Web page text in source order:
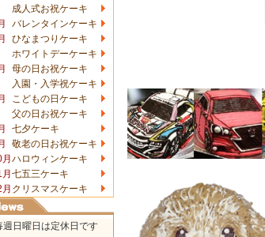
成人式お祝ケーキ
バレンタインケーキ
ひなまつりケーキ
ホワイトデーケーキ
母の日お祝ケーキ
入園・入学祝ケーキ
こどもの日ケーキ
父の日お祝ケーキ
七夕ケーキ
敬老の日お祝ケーキ
ハロウィンケーキ
七五三ケーキ
クリスマスケーキ
週日曜日は定休日です